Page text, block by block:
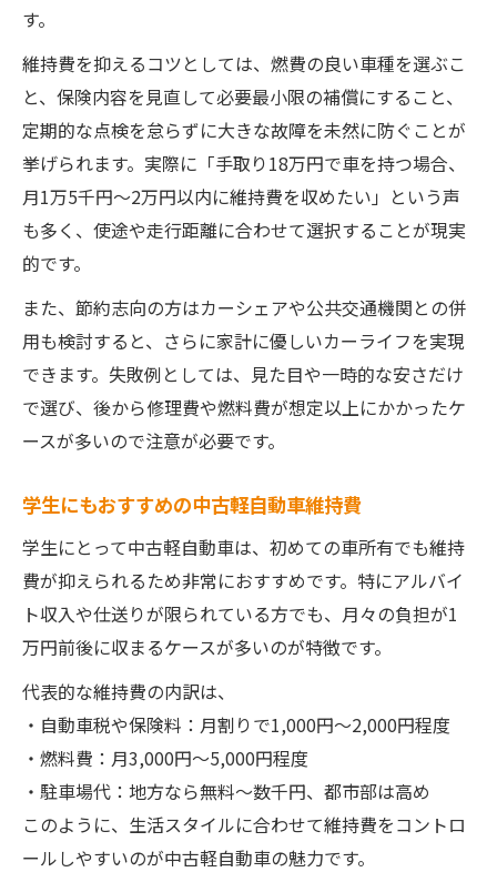
す。
維持費を抑えるコツとしては、燃費の良い車種を選ぶこ
と、保険内容を見直して必要最小限の補償にすること、
定期的な点検を怠らずに大きな故障を未然に防ぐことが
挙げられます。実際に「手取り18万円で車を持つ場合、
月1万5千円〜2万円以内に維持費を収めたい」という声
も多く、使途や走行距離に合わせて選択することが現実
的です。
また、節約志向の方はカーシェアや公共交通機関との併
用も検討すると、さらに家計に優しいカーライフを実現
できます。失敗例としては、見た目や一時的な安さだけ
で選び、後から修理費や燃料費が想定以上にかかったケ
ースが多いので注意が必要です。
学生にもおすすめの中古軽自動車維持費
学生にとって中古軽自動車は、初めての車所有でも維持
費が抑えられるため非常におすすめです。特にアルバイ
ト収入や仕送りが限られている方でも、月々の負担が1
万円前後に収まるケースが多いのが特徴です。
代表的な維持費の内訳は、
・自動車税や保険料：月割りで1,000円〜2,000円程度
・燃料費：月3,000円〜5,000円程度
・駐車場代：地方なら無料〜数千円、都市部は高め
このように、生活スタイルに合わせて維持費をコントロ
ールしやすいのが中古軽自動車の魅力です。